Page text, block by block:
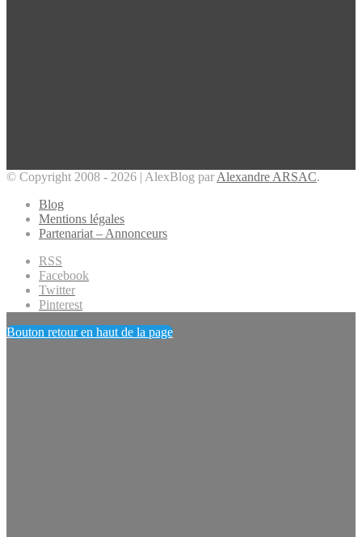
© Copyright 2008 - 2026 | AlexBlog par Alexandre ARSAC.
Blog
Mentions légales
Partenariat – Annonceurs
RSS
Facebook
Twitter
Pinterest
Bouton retour en haut de la page